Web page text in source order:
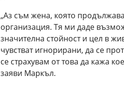
„Аз съм жена, която
организация. Тя ми даде
значителна стойност и цел в
чувстват игнорирани, да се
се страхувам от това да кажа
заяви Маркъл.